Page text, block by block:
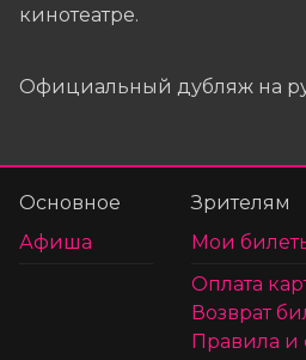
кинотеатре.
Официальный дубляж на
Основное
Афиша
Зрителям
Мои
Оплата
Возврат
Правила и